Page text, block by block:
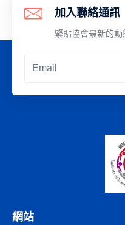
加入聯絡通訊
緊貼協會最新的動
網站